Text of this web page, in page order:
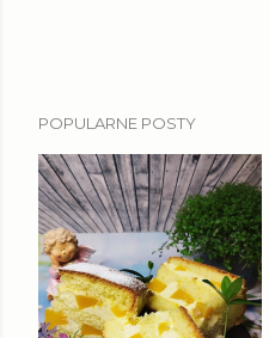
POPULARNE POSTY